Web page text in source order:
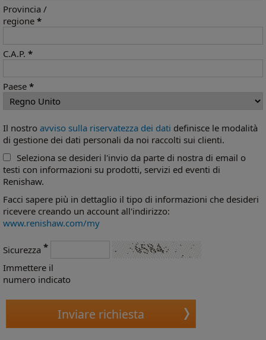
Provincia /
regione *
C.A.P. *
Paese *
Il nostro avviso sulla riservatezza dei dati definisce le modalità
di gestione dei dati personali da noi raccolti sui clienti.
Seleziona se desideri l'invio da parte di nostra di email o
testi con informazioni su prodotti, servizi ed eventi di
Renishaw.
Facci sapere più in dettaglio il tipo di informazioni che desideri
ricevere creando un account all'indirizzo:
www.renishaw.com/my
Sicurezza *
Immettere il
numero indicato